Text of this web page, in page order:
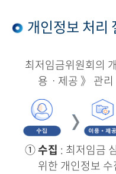
개인정보 처리
최저임금위원회의
용ㆍ제공 》 관
①수집 : 최저임금
위한 개인정보 수